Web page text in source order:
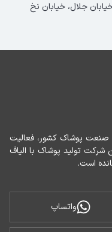
است.
واتساپ
جلال، خیابان نخ